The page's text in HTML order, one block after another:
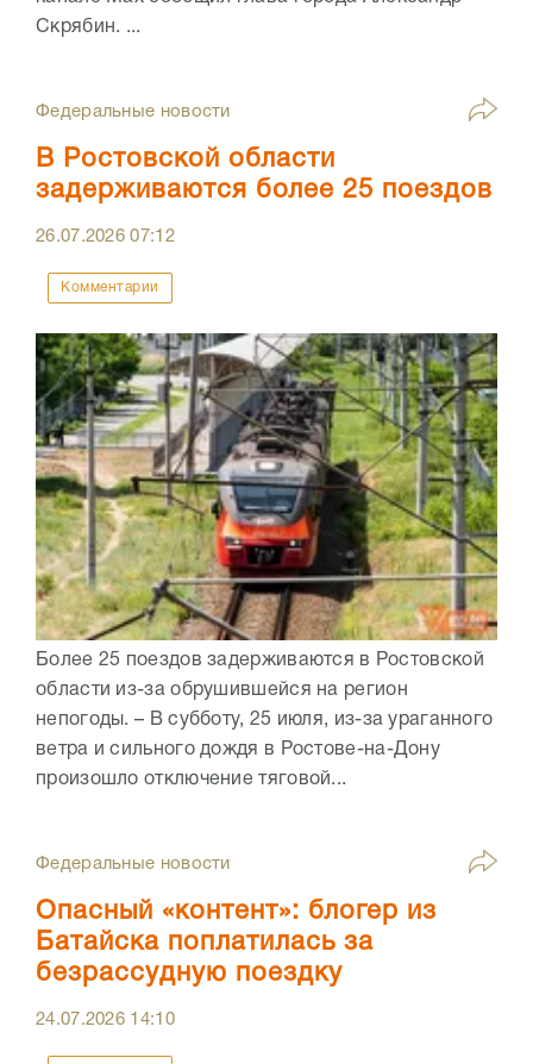
Скрябин. ...
Федеральные новости
В Ростовской области
задерживаются более 25 поездов
26.07.202607:12
Комментарии
Более 25 поездов задерживаются в Ростовской
области из-за обрушившейся на регион
непогоды. – В субботу, 25 июля, из-за ураганного
ветра и сильного дождя в Ростове-на-Дону
произошло отключение тяговой...
Федеральные новости
Опасный «контент»: блогер из
Батайска поплатилась за
безрассудную поездку
24.07.2026 14:10